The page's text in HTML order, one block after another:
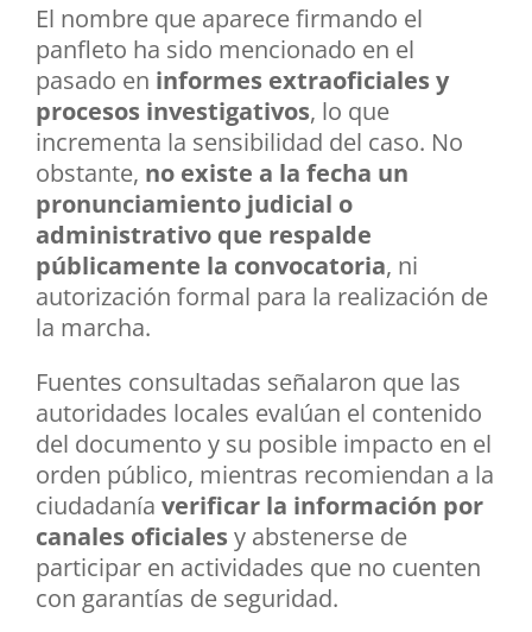
El nombre que aparece firmando el
panfleto ha sido mencionado en el
pasado en informes extraoficiales y
procesos investigativos, lo que
incrementa la sensibilidad del caso. No
obstante, no existe a la fecha un
pronunciamiento judicial o
administrativo que respalde
públicamente la convocatoria, ni
autorización formal para la realización de
la marcha.
Fuentes consultadas señalaron que las
autoridades locales evalúan el contenido
del documento y su posible impacto en el
orden público, mientras recomiendan a la
ciudadanía verificar la información por
canales oficialesy abstenerse de
participar en actividades que no cuenten
con garantías de seguridad.